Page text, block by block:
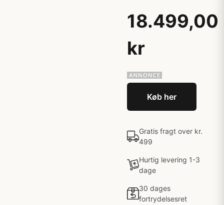
18.499,00
kr
Køb her
Gratis fragt over kr.
499
Hurtig levering 1-3
dage
30 dages
fortrydelsesret